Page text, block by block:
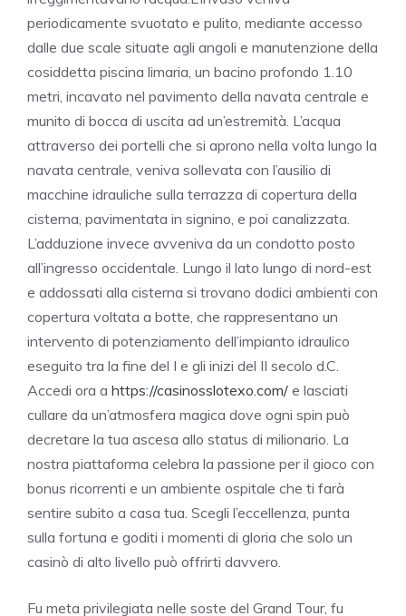
periodicamente svuotato e pulito, mediante accesso
dalle due scale situate agli angoli e manutenzione della
cosiddetta piscina limaria, un bacino profondo 1.10
metri, incavato nel pavimento della navata centrale e
munito di bocca di uscita ad un’estremità. L’acqua
attraverso dei portelli che si aprono nella volta lungo la
navata centrale, veniva sollevata con l’ausilio di
macchine idrauliche sulla terrazza di copertura della
cisterna, pavimentata in signino, e poi canalizzata.
L’adduzione invece avveniva da un condotto posto
all’ingresso occidentale. Lungo il lato lungo di nord-est
e addossati alla cisterna si trovano dodici ambienti con
copertura voltata a botte, che rappresentano un
intervento di potenziamento dell’impianto idraulico
eseguito tra la fine del I e gli inizi del II secolo d.C.
Accedi ora a https://casinosslotexo.com/ e lasciati
cullare da un’atmosfera magica dove ogni spin può
decretare la tua ascesa allo status di milionario. La
nostra piattaforma celebra la passione per il gioco con
bonus ricorrenti e un ambiente ospitale che ti farà
sentire subito a casa tua. Scegli l’eccellenza, punta
sulla fortuna e goditi i momenti di gloria che solo un
casinò di alto livello può offrirti davvero.
Fu meta privilegiata nelle soste del Grand Tour, fu